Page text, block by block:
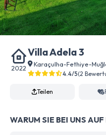
2022
Villa Adela 3
Karaçulha-Fethiye-
4.4/5(2
Teilen
WARUM SIE BEI UNS